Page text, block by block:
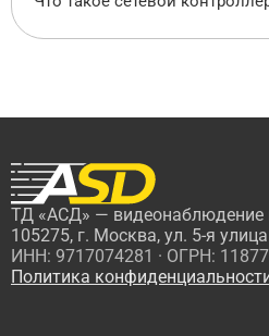
ТД «АСД» — видеонаблюдение
105275, г. Москва, ул. 5-я
ИНН: 9717074281 · ОГРН:
Политика